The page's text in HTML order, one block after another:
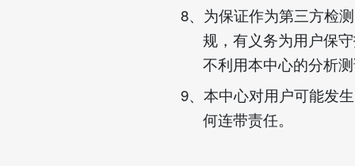
8、为保证作为第三方检
规，有义务为用户保
不利用本中心的分析
9、本中心对用户可能发
何连带责任。